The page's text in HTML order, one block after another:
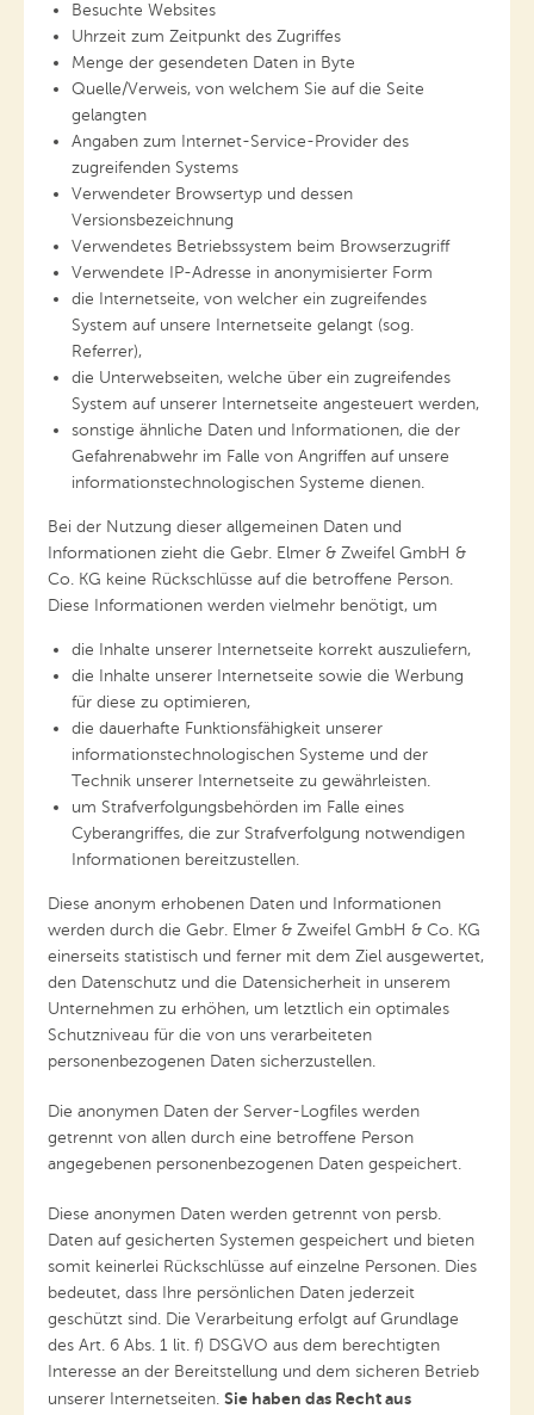
Besuchte Websites
Uhrzeit zum Zeitpunkt des Zugriffes
Menge der gesendeten Daten in Byte
Quelle/Verweis, von welchem Sie auf die Seite
gelangten
Angaben zum Internet-Service-Provider des
zugreifenden Systems
Verwendeter Browsertyp und dessen
Versionsbezeichnung
Verwendetes Betriebssystem beim Browserzugriff
Verwendete IP-Adresse in anonymisierter Form
die Internetseite, von welcher ein zugreifendes
System auf unsere Internetseite gelangt (sog.
Referrer),
die Unterwebseiten, welche über ein zugreifendes
System auf unserer Internetseite angesteuert werden,
sonstige ähnliche Daten und Informationen, die der
Gefahrenabwehr im Falle von Angriffen auf unsere
informationstechnologischen Systeme dienen.
Bei der Nutzung dieser allgemeinen Daten und
Informationen zieht die Gebr. Elmer & Zweifel GmbH &
Co. KG keine Rückschlüsse auf die betroffene Person.
Diese Informationen werden vielmehr benötigt, um
die Inhalte unserer Internetseite korrekt auszuliefern,
die Inhalte unserer Internetseite sowie die Werbung
für diese zu optimieren,
die dauerhafte Funktionsfähigkeit unserer
informationstechnologischen Systeme und der
Technik unserer Internetseite zu gewährleisten.
um Strafverfolgungsbehörden im Falle eines
Cyberangriffes, die zur Strafverfolgung notwendigen
Informationen bereitzustellen.
Diese anonym erhobenen Daten und Informationen
werden durch die Gebr. Elmer & Zweifel GmbH & Co. KG
einerseits statistisch und ferner mit dem Ziel ausgewertet,
den Datenschutz und die Datensicherheit in unserem
Unternehmen zu erhöhen, um letztlich ein optimales
Schutzniveau für die von uns verarbeiteten
personenbezogenen Daten sicherzustellen.
Die anonymen Daten der Server-Logfiles werden
getrennt von allen durch eine betroffene Person
angegebenen personenbezogenen Daten gespeichert.
Diese anonymen Daten werden getrennt von persb.
Daten auf gesicherten Systemen gespeichert und bieten
somit keinerlei Rückschlüsse auf einzelne Personen. Dies
bedeutet, dass Ihre persönlichen Daten jederzeit
geschützt sind. Die Verarbeitung erfolgt auf Grundlage
des Art. 6 Abs. 1 lit. f) DSGVO aus dem berechtigten
Interesse an der Bereitstellung und dem sicheren Betrieb
unserer Internetseiten. Sie haben das Recht aus